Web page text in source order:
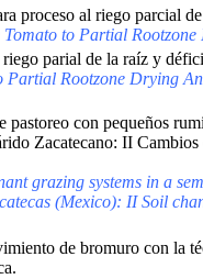
proceso al riego parcial
Tomato to Partial
riego parial de la raíz y
Partial Rootzone Drying
pastoreo con pequeños
Zacatecano: II Cambios
grazing systems in a
(Mexico): II Soil
de bromuro con la